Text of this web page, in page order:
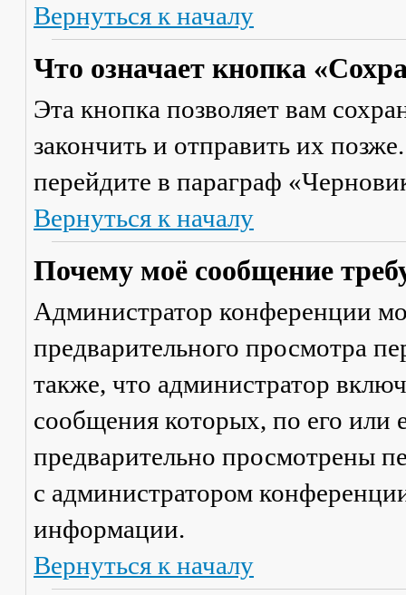
Вернуться к началу
Что означает кнопка
Эта кнопка позволяет вам
закончить и отправить их
перейдите в параграф
Вернуться к началу
Почему моё сообщение
Администратор конференции
предварительного просмотра
также, что администратор
сообщения которых, по его
предварительно просмотрены
с администратором
информации.
Вернуться к началу